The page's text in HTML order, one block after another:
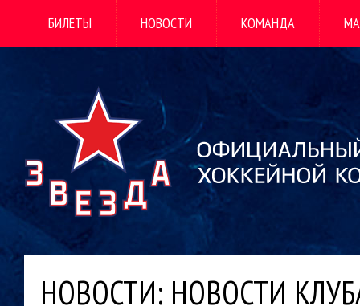
БИЛЕТЫ НОВОСТИ КОМАНДА
НОВОСТИ: НОВОСТИ